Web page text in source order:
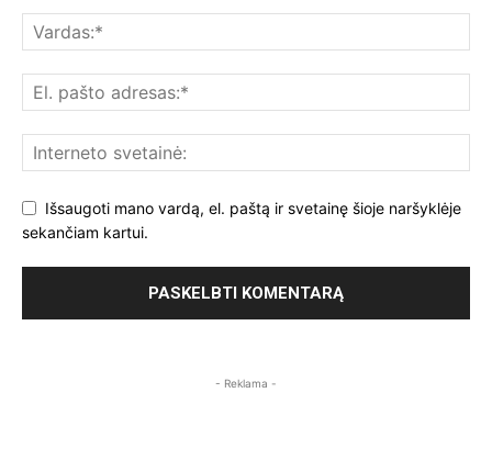
Išsaugoti mano vardą, el. paštą ir svetainę šioje naršyklėje
sekančiam kartui.
- Reklama -